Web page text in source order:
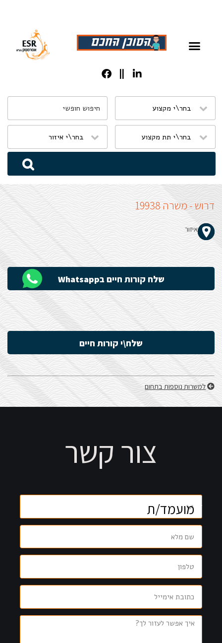
מֻפְעֶלֶת
מַעֲרֶכֶת
נָגִישׁ
בִּקְלִיק
לִנְגִישׁוּת
הָאֲתָר.
דרוש - משרה 19938
איזור
שלח קורות חיים בWhatsapp
שלח\י קורות חיים
למשרות נוספות בתחום
צור קשר